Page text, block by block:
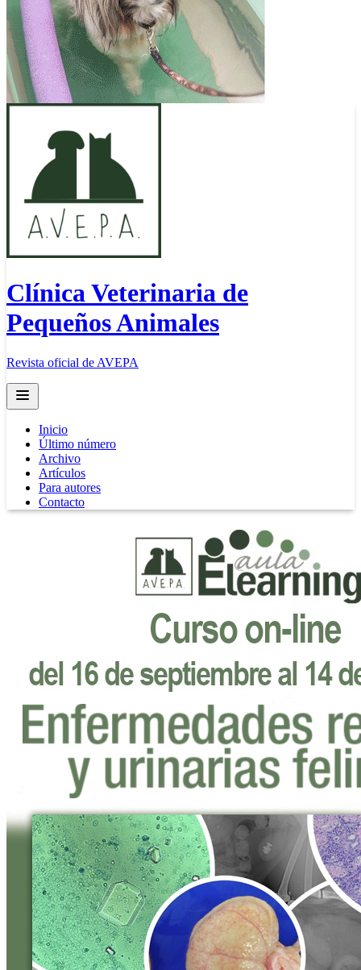
Clínica Veterinaria de
Pequeños Animales
Revista oficial de AVEPA
Open main menu
Inicio
Último número
Archivo
Artículos
Para autores
Contacto